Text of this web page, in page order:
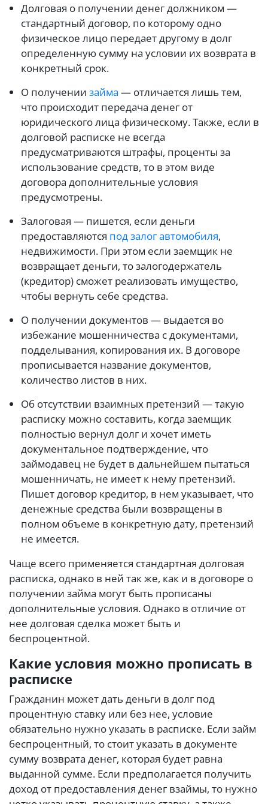
Долговая о получении денег должником —
стандартный договор, по которому одно
физическое лицо передает другому в долг
определенную сумму на условии их возврата в
конкретный срок.
О получении займа — отличается лишь тем,
что происходит передача денег от
юридического лица физическому. Также, если в
долговой расписке не всегда
предусматриваются штрафы, проценты за
использование средств, то в этом виде
договора дополнительные условия
предусмотрены.
Залоговая — пишется, если деньги
предоставляются под залог автомобиля,
недвижимости. При этом если заемщик не
возвращает деньги, то залогодержатель
(кредитор) сможет реализовать имущество,
чтобы вернуть себе средства.
О получении документов — выдается во
избежание мошенничества с документами,
подделывания, копирования их. В договоре
прописывается название документов,
количество листов в них.
Об отсутствии взаимных претензий — такую
расписку можно составить, когда заемщик
полностью вернул долг и хочет иметь
документальное подтверждение, что
займодавец не будет в дальнейшем пытаться
мошенничать, не имеет к нему претензий.
Пишет договор кредитор, в нем указывает, что
денежные средства были возвращены в
полном объеме в конкретную дату, претензий
не имеется.
Чаще всего применяется стандартная долговая
расписка, однако в ней так же, как и в договоре о
получении займа могут быть прописаны
дополнительные условия. Однако в отличие от
нее долговая сделка может быть и
беспроцентной.
Какие условия можно прописать в
расписке
Гражданин может дать деньги в долг под
процентную ставку или без нее, условие
обязательно нужно указать в расписке. Если займ
беспроцентный, то стоит указать в документе
сумму возврата денег, которая будет равна
выданной сумме. Если предполагается получить
доход от предоставления денег взаймы, то нужно